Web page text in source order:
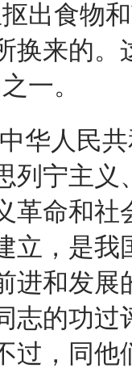
出食物
换来的
一。
华人民
列宁主
革命和
立，是
进和发
志的功
过，同